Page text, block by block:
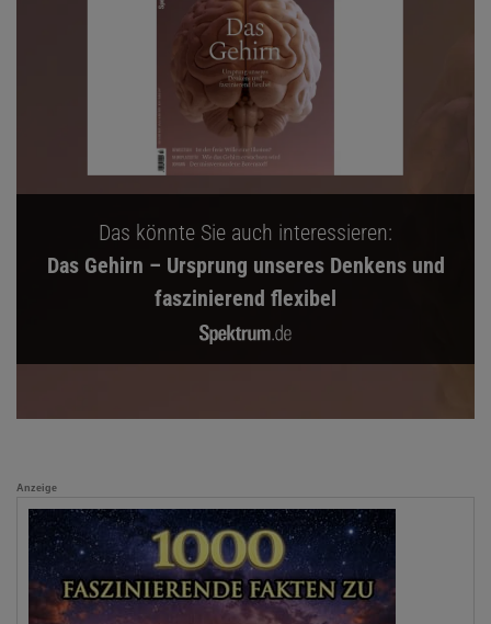
Das könnte Sie auch interessieren:
Das Gehirn – Ursprung unseres Denkens und
faszinierend flexibel
Anzeige